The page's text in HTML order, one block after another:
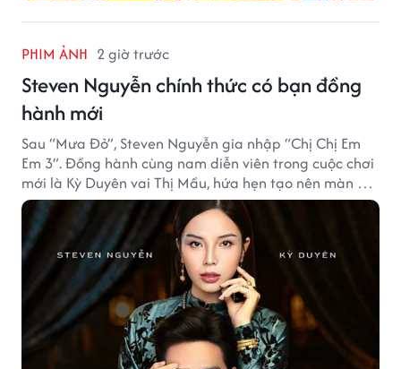
PHIM ẢNH 2 giờ trước
Steven Nguyễn chính thức có bạn đồng
hành mới
Sau “Mưa Đỏ”, Steven Nguyễn gia nhập “Chị Chị Em
Em 3”. Đồng hành cùng nam diễn viên trong cuộc chơi
mới là Kỳ Duyên vai Thị Mầu, hứa hẹn tạo nên màn kết
hợp nhiều bất ngờ.